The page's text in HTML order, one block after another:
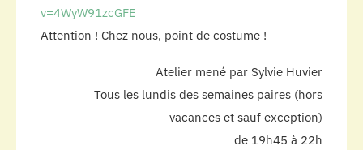
v=4WyW91zcGFE
Attention ! Chez nous, point de costume !
Atelier mené par Sylvie Huvier
Tous les lundis des semaines paires (hors
vacances et sauf exception)
de 19h45 à 22h